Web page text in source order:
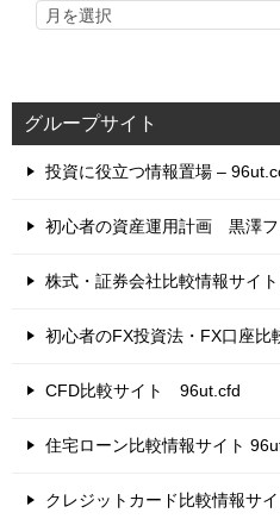
グループサイト
投資に役立つ情報置場 –
初心者の資産運用計画 黒澤フ
株式・証券会社比較情報サイ
初心者のFX投資法・FX口座比
CFD比較サイト 96ut.cfd
住宅ローン比較情報サイト
クレジットカード比較情報サ